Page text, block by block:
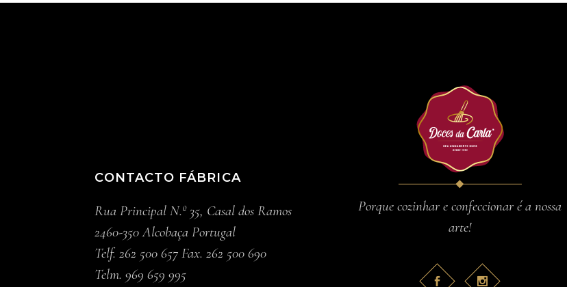
CONTACTO FÁBRICA
Rua Principal N.º 35, Casal dos Ramos
2460-350 Alcobaça Portugal
Telf. 262 500 657 Fax. 262 500 690
Telm. 969 659 995
Porque cozinhar e confeccionar é a nossa
arte!